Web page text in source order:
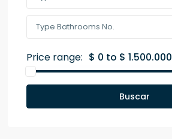
Price range: $ 0 to $ 1.500.000
Buscar